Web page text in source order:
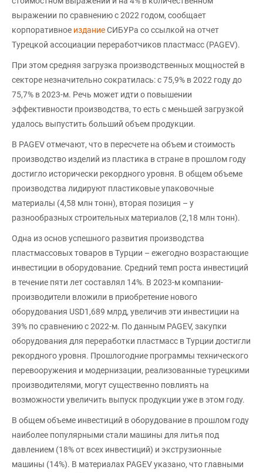
выражении по сравнению с 2022 годом, сообщает
корпоративное изданиеСИБУРа со ссылкой на отчет
Турецкой ассоциации переработчиков пластмасс (PAGEV).
При этом средняя загрузка производственных мощностей в
секторе незначительно сократилась: с 75,9% в 2022 году до
75,7% в 2023-м. Речь может идти о повышении
эффективности производства, то есть с меньшей загрузкой
удалось выпустить больший объем продукции.
В PAGEV отмечают, что в пересчете на объем и стоимость
производство изделий из пластика в стране в прошлом году
достигло исторически рекордного уровня. В общем объеме
производства лидируют пластиковые упаковочные
материалы (4,58 млн тонн), вторая позиция – у
разнообразных строительных материалов (2,18 млн тонн).
Одна из основ успешного развития производства
пластмассовых товаров в Турции – ежегодно возрастающие
инвестиции в оборудование. Средний темп роста инвестиций
в течение пяти лет составлял 14%. В 2023-м компании-
производители вложили в приобретение нового
оборудования USD1,689 млрд, увеличив эти инвестиции на
39% по сравнению с 2022-м. По данным PAGEV, закупки
оборудования для переработки пластмасс в Турции достигли
рекордного уровня. Прошлогодние программы технического
перевооружения и модернизации, реализованные турецкими
производителями, могут существенно повлиять на
возможности увеличить выпуск продукции уже в этом году.
В общем объеме инвестиций в оборудование в прошлом году
наиболее популярными стали машины для литья под
давлением (18% от всех инвестиций) и экструзионные
машины (14%). В материалах PAGEV указано, что главными